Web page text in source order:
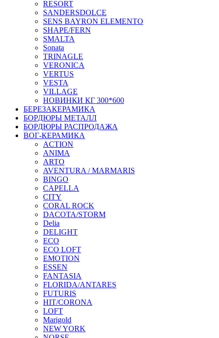
RESORT
SANDERSDOLCE
SENS BAYRON ELEMENTO
SHAPE/FERN
SMALTA
Sonata
TRINAGLE
VERONICA
VERTUS
VESTA
VILLAGE
НОВИНКИ КГ 300*600
БЕРЕЗАКЕРАМИКА
БОРДЮРЫ МЕТАЛЛ
БОРДЮРЫ РАСПРОДАЖА
ВОГ-КЕРАМИКА
ACTION
ANIMA
ARTO
AVENTURA / MARMARIS
BINGO
CAPELLA
CITY
CORAL ROCK
DACOTA/STORM
Delia
DELIGHT
ECO
ECO LOFT
EMOTION
ESSEN
FANTASIA
FLORIDA/ANTARES
FUTURIS
HIT/CORONA
LOFT
Marigold
NEW YORK